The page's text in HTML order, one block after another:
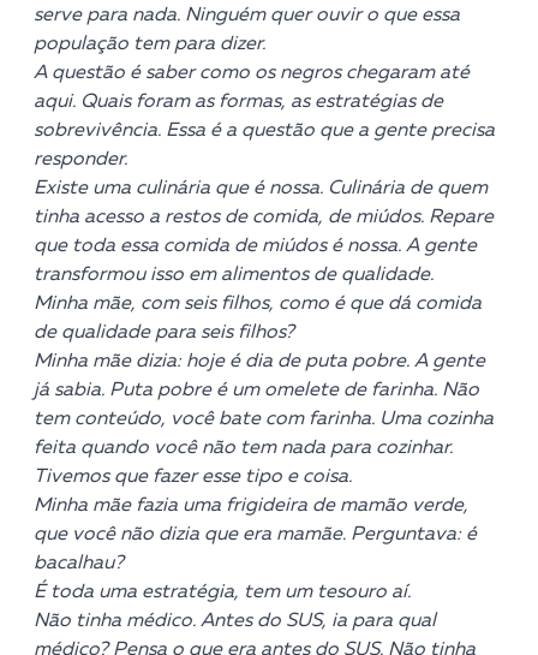
serve para nada. Ninguém quer ouvir o que essa
população tem para dizer.
A questão é saber como os negros chegaram até
aqui. Quais foram as formas, as estratégias de
sobrevivência. Essa é a questão que a gente precisa
responder.
Existe uma culinária que é nossa. Culinária de quem
tinha acesso a restos de comida, de miúdos. Repare
que toda essa comida de miúdos é nossa. A gente
transformou isso em alimentos de qualidade.
Minha mãe, com seis filhos, como é que dá comida
de qualidade para seis filhos?
Minha mãe dizia: hoje é dia de puta pobre. A gente
já sabia. Puta pobre é um omelete de farinha. Não
tem conteúdo, você bate com farinha. Uma cozinha
feita quando você não tem nada para cozinhar.
Tivemos que fazer esse tipo e coisa.
Minha mãe fazia uma frigideira de mamão verde,
que você não dizia que era mamãe. Perguntava: é
bacalhau?
É toda uma estratégia, tem um tesouro aí.
Não tinha médico. Antes do SUS, ia para qual
médico? Pensa o que era antes do SUS. Não tinha